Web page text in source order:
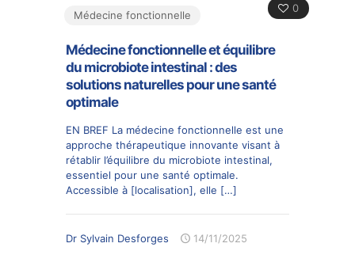
0
Médecine fonctionnelle
Médecine fonctionnelle et équilibre
du microbiote intestinal : des
solutions naturelles pour une santé
optimale
EN BREF La médecine fonctionnelle est une
approche thérapeutique innovante visant à
rétablir l’équilibre du microbiote intestinal,
essentiel pour une santé optimale.
Accessible à [localisation], elle […]
Dr Sylvain Desforges 14/11/2025